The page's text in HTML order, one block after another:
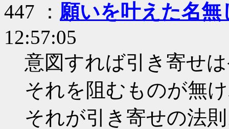
447 ： 願いを叶えた名無
12:57:05
意図すれば引き寄せ
それを阻むものが無
それが引き寄せの法